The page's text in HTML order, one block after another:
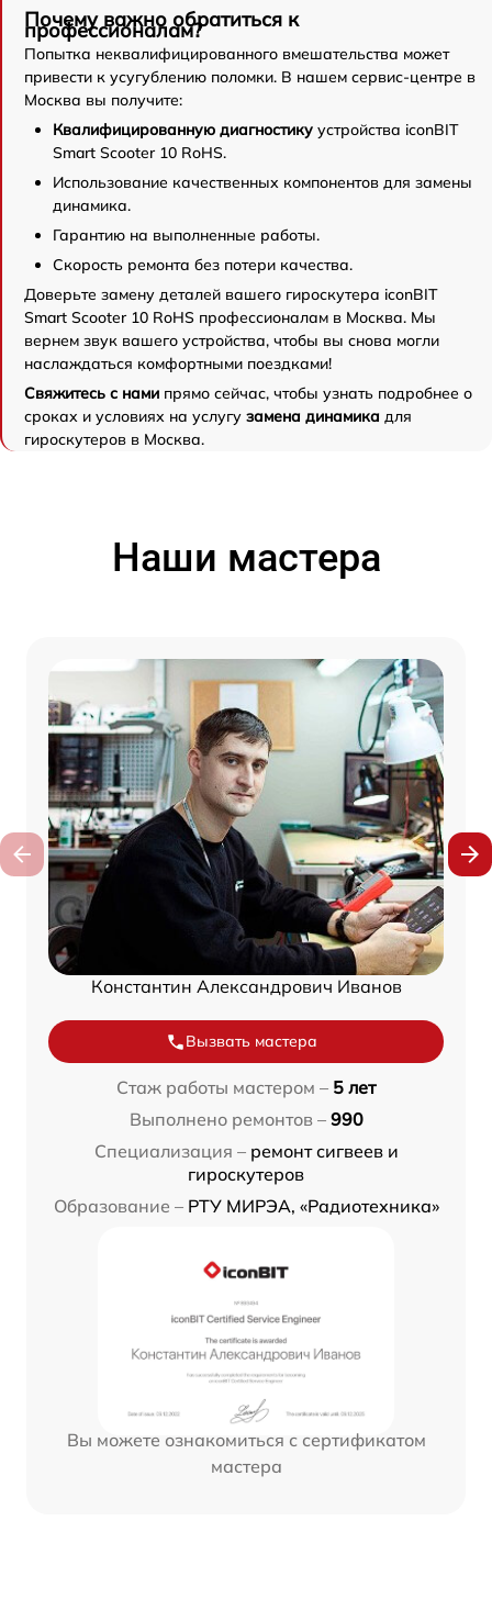
Почему важно обратиться к
профессионалам?
Попытка неквалифицированного вмешательства может
привести к усугублению поломки. В нашем сервис-центре в
Москва вы получите:
Квалифицированную диагностику устройства iconBIT
Smart Scooter 10 RoHS.
Использование качественных компонентов для замены
динамика.
Гарантию на выполненные работы.
Скорость ремонта без потери качества.
Доверьте замену деталей вашего гироскутера iconBIT
Smart Scooter 10 RoHS профессионалам в Москва. Мы
вернем звук вашего устройства, чтобы вы снова могли
наслаждаться комфортными поездками!
Свяжитесь с нами прямо сейчас, чтобы узнать подробнее о
сроках и условиях на услугу замена динамика для
гироскутеров в Москва.
Наши мастера
Константин Александрович Иванов
Вызвать мастера
Стаж работы мастером – 5 лет
Выполнено ремонтов – 990
Специализация – ремонт сигвеев и
гироскутеров
Образование – РТУ МИРЭА, «Радиотехника»
Вы можете ознакомиться с сертификатом
мастера